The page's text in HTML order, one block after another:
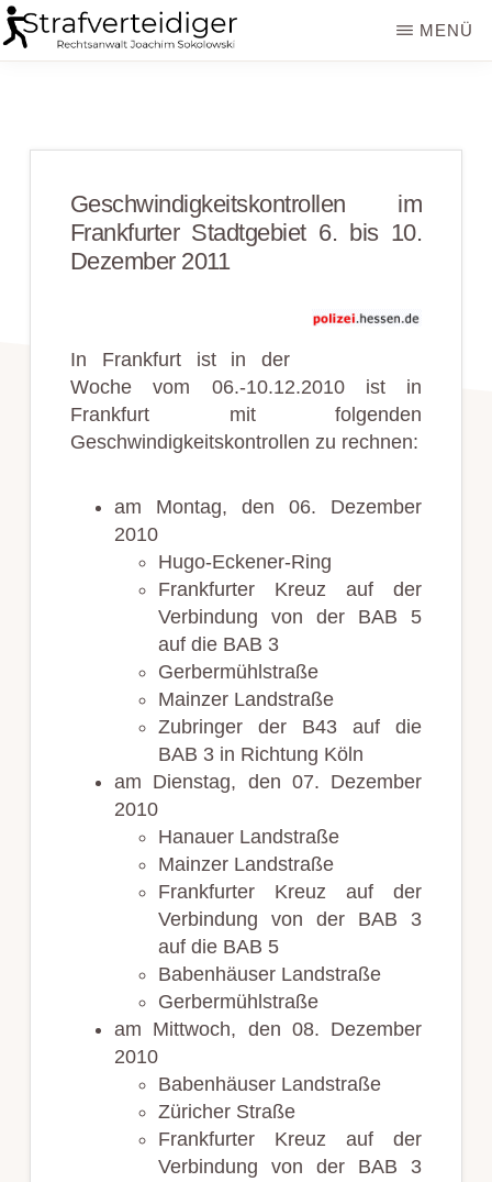
Zum
Inhalt
Zur
Seitenspalte
STRAFVERTEIDIGER
Sozialrecht
MENÜ
Geschwindigkeitskontrollen im
Frankfurter Stadtgebiet 6. bis 10.
Dezember 2011
In Frankfurt ist in der
Woche vom 06.-10.12.2010 ist in
Frankfurt mit folgenden
Geschwindigkeitskontrollen zu rechnen:
am Montag, den 06. Dezember
2010
Hugo-Eckener-Ring
Frankfurter Kreuz auf der
Verbindung von der BAB 5
auf die BAB 3
Gerbermühlstraße
Mainzer Landstraße
Zubringer der B43 auf die
BAB 3 in Richtung Köln
am Dienstag, den 07. Dezember
2010
Hanauer Landstraße
Mainzer Landstraße
Frankfurter Kreuz auf der
Verbindung von der BAB 3
auf die BAB 5
Babenhäuser Landstraße
Gerbermühlstraße
am Mittwoch, den 08. Dezember
2010
Babenhäuser Landstraße
Züricher Straße
Frankfurter Kreuz auf der
Verbindung von der BAB 3